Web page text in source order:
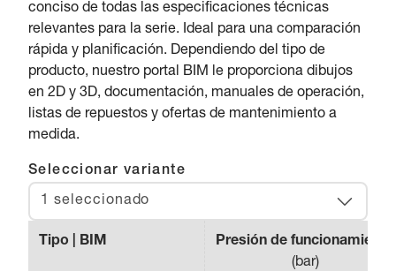
conciso de todas las especificaciones técnicas
relevantes para la serie. Ideal para una comparación
rápida y planificación. Dependiendo del tipo de
producto, nuestro portal BIM le proporciona dibujos
en 2D y 3D, documentación, manuales de operación,
listas de repuestos y ofertas de mantenimiento a
medida.
Seleccionar variante
1 seleccionado
Tipo | BIM
Presión de funcionamiento
(bar)